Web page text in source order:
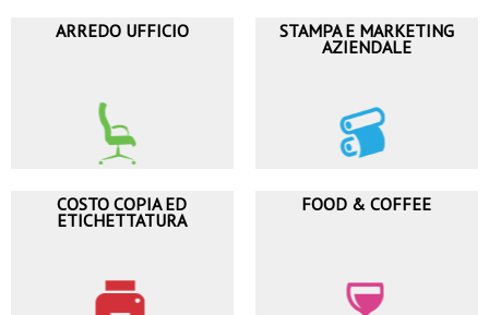
ARREDO UFFICIO STAMPA E MARKETING
AZIENDALE
COSTO COPIA ED
ETICHETTATURA
FOOD & COFFEE